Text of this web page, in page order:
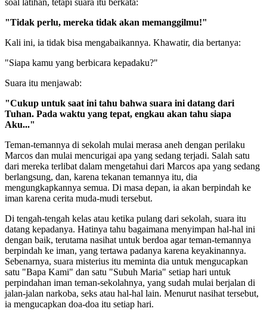
"Tidak perlu, mereka tidak akan memanggilmu!"
Kali ini, ia tidak bisa mengabaikannya. Khawatir, dia bertanya:
"Siapa kamu yang berbicara kepadaku?"
Suara itu menjawab:
"Cukup untuk saat ini tahu bahwa suara ini datang dari
Tuhan. Pada waktu yang tepat, engkau akan tahu siapa
Aku..."
Teman-temannya di sekolah mulai merasa aneh dengan perilaku
Marcos dan mulai mencurigai apa yang sedang terjadi. Salah satu
dari mereka terlibat dalam mengetahui dari Marcos apa yang sedang
berlangsung, dan, karena tekanan temannya itu, dia
mengungkapkannya semua. Di masa depan, ia akan berpindah ke
iman karena cerita muda-mudi tersebut.
Di tengah-tengah kelas atau ketika pulang dari sekolah, suara itu
datang kepadanya. Hatinya tahu bagaimana menyimpan hal-hal ini
dengan baik, terutama nasihat untuk berdoa agar teman-temannya
berpindah ke iman, yang tertawa padanya karena keyakinannya.
Sebenarnya, suara misterius itu meminta dia untuk mengucapkan
satu "Bapa Kami" dan satu "Subuh Maria" setiap hari untuk
perpindahan iman teman-sekolahnya, yang sudah mulai berjalan di
jalan-jalan narkoba, seks atau hal-hal lain. Menurut nasihat tersebut,
ia mengucapkan doa-doa itu setiap hari.